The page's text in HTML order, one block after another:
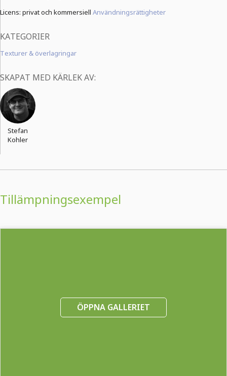
Licens: privat och kommersiell Användningsrättigheter
KATEGORIER
Texturer & överlagringar
SKAPAT MED KÄRLEK AV:
Stefan
Kohler
Tillämpningsexempel
ÖPPNA GALLERIET